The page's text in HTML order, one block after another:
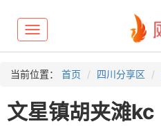
Toggle
navigation
当前位置： 首页 四川分享区
文星镇胡夹滩kc